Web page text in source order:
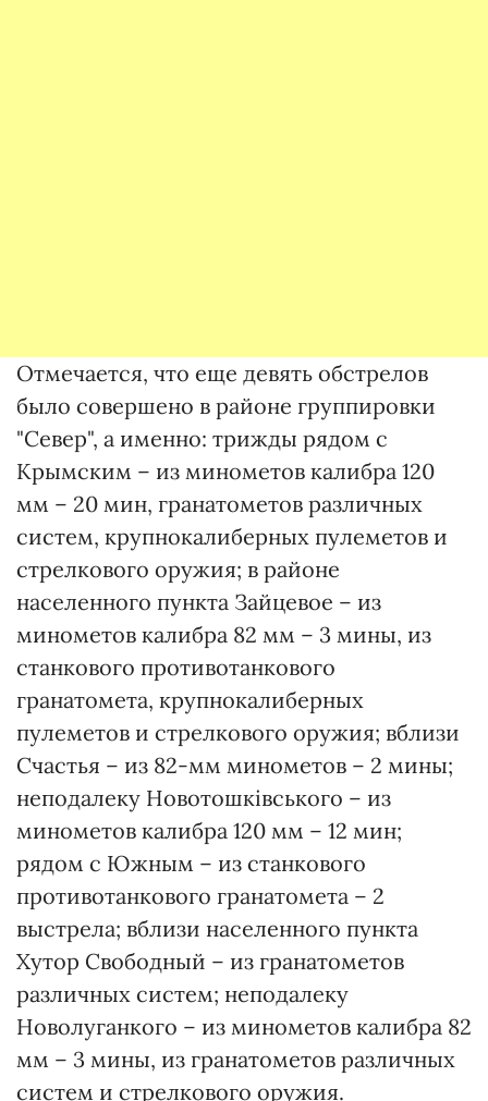
Отмечается, что еще девять обстрелов
было совершено в районе группировки
"Север", а именно: трижды рядом с
Крымским – из минометов калибра 120
мм – 20 мин, гранатометов различных
систем, крупнокалиберных пулеметов и
стрелкового оружия; в районе
населенного пункта Зайцевое – из
минометов калибра 82 мм – 3 мины, из
станкового противотанкового
гранатомета, крупнокалиберных
пулеметов и стрелкового оружия; вблизи
Счастья – из 82-мм минометов – 2 мины;
неподалеку Новотошківського – из
минометов калибра 120 мм – 12 мин;
рядом с Южным – из станкового
противотанкового гранатомета – 2
выстрела; вблизи населенного пункта
Хутор Свободный – из гранатометов
различных систем; неподалеку
Новолуганкого – из минометов калибра 82
мм – 3 мины, из гранатометов различных
систем и стрелкового оружия.